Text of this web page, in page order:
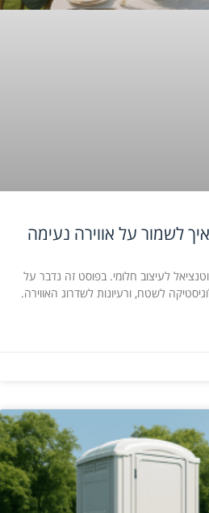
לשמור על אווירה נעימה
לעיצוב חלומי. בפוסט זה נדבר על
לשטח, ורעיונות לשדרוג האווירה.